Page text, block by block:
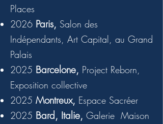
Places
2026 Paris, Salon des
Indépendants, Art Capital, au Grand
Palais
2025 Barcelone, Project Reborn,
Exposition collective
2025 Montreux, Espace Sacréer
2025 Bard, Italie, Galerie Maison